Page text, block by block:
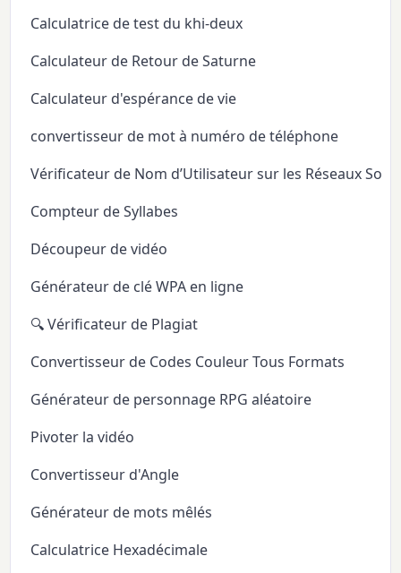
Calculatrice de test du khi-deux
Calculateur de Retour de Saturne
Calculateur d'espérance de vie
convertisseur de mot à numéro de téléphone
Vérificateur de Nom d’Utilisateur sur les Réseaux
Compteur de Syllabes
Découpeur de vidéo
Générateur de clé WPA en ligne
🔍 Vérificateur de Plagiat
Convertisseur de Codes Couleur Tous Formats
Générateur de personnage RPG aléatoire
Pivoter la vidéo
Convertisseur d'Angle
Générateur de mots mêlés
Calculatrice Hexadécimale